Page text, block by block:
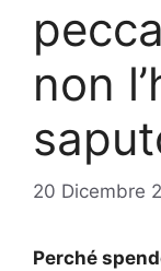
non
20 Dicembre
Perché